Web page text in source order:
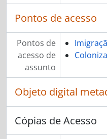
Pontos de acesso
Pontos de
acesso de
assunto
Objeto digital
Cópias de Acesso